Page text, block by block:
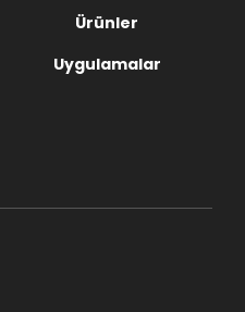
Ürünler
Uygulamalar